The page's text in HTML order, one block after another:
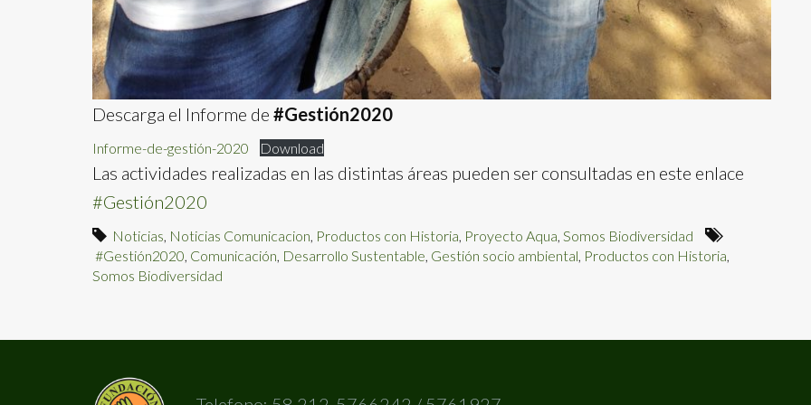
Descarga el Informe de #Gestión2020
Informe-de-gestión-2020 Download
Las actividades realizadas en las distintas áreas pueden ser consultadas en este enlace
#Gestión2020
Noticias Noticias Comunicacion Productos con Historia Proyecto Aqua Somos Biodiversidad
#Gestión2020 Comunicación Desarrollo Sustentable Gestión socio ambiental Productos con Historia
Somos Biodiversidad